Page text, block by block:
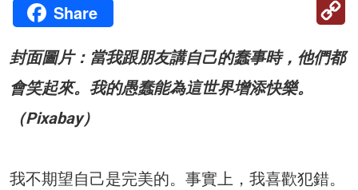
Share
封面圖片：當我跟朋友講自己的蠢事時，他們都
會笑起來。我的愚蠢能為這世界增添快樂。
（Pixabay）
我不期望自己是完美的。事實上，我喜歡犯錯。